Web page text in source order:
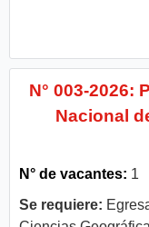
N° 003-2026:
Nacional
N° de vacantes: 1
Se requiere: